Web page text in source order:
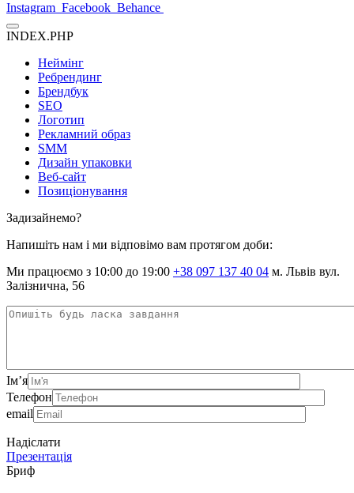
Instagram Facebook Behance
INDEX.PHP
Неймінг
Ребрендинг
Брендбук
SEO
Логотип
Рекламний образ
SMM
Дизайн упаковки
Веб-сайт
Позиціонування
Задизайнемо?
Напишіть нам і ми відповімо вам протягом доби:
Ми працюємо з 10:00 до 19:00 +38 097 137 40 04 м. Львів вул.
Залізнична, 56
Ім’я
Телефон
email
Надіслати
Презентація
Бриф